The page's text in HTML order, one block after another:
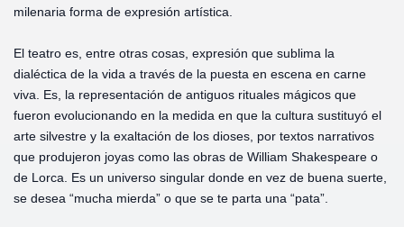
milenaria forma de expresión artística.
El teatro es, entre otras cosas, expresión que sublima la
dialéctica de la vida a través de la puesta en escena en carne
viva. Es, la representación de antiguos rituales mágicos que
fueron evolucionando en la medida en que la cultura sustituyó el
arte silvestre y la exaltación de los dioses, por textos narrativos
que produjeron joyas como las obras de William Shakespeare o
de Lorca. Es un universo singular donde en vez de buena suerte,
se desea “mucha mierda” o que se te parta una “pata”.